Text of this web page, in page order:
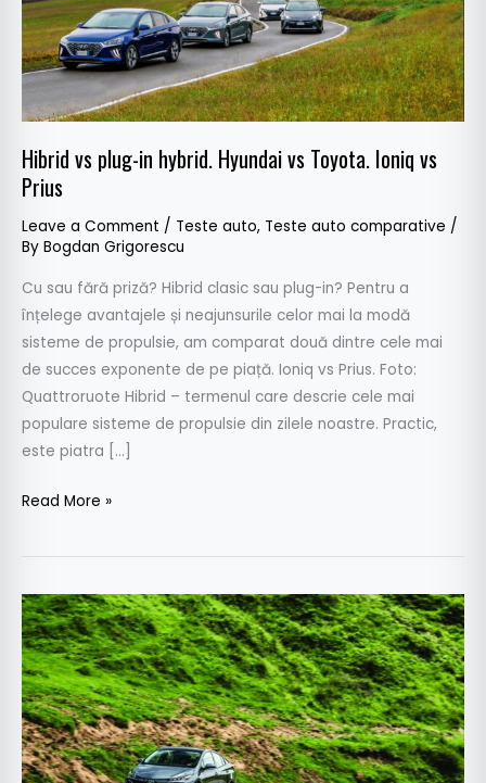
Hibrid vs plug-in hybrid. Hyundai vs Toyota. Ioniq vs
Prius
Leave a Comment / Teste auto, Teste auto comparative /
By Bogdan Grigorescu
Cu sau fără priză? Hibrid clasic sau plug-in? Pentru a
înțelege avantajele și neajunsurile celor mai la modă
sisteme de propulsie, am comparat două dintre cele mai
de succes exponente de pe piață. Ioniq vs Prius. Foto:
Quattroruote Hibrid – termenul care descrie cele mai
populare sisteme de propulsie din zilele noastre. Practic,
este piatra […]
Toyota.
Ioniq
vs
Prius
Read More »
Consumul
real
la
15
modele
hibride.
Cu